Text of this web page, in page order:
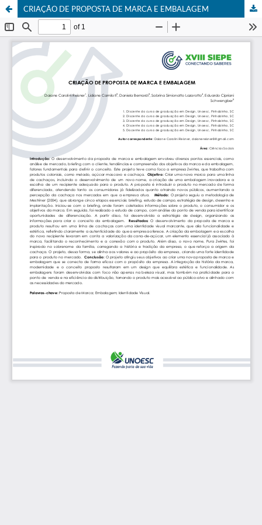
CRIAÇÃO DE PROPOSTA DE MARCA E EMBALAGEM